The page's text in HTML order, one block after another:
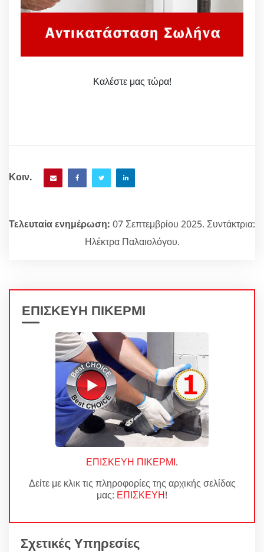
Καλέστε μας τώρα!
Κοιν.
Τελευταία ενημέρωση: 07 Σεπτεμβρίου 2025. Συντάκτρια:
Ηλέκτρα Παλαιολόγου.
ΕΠΙΣΚΕΥΗ ΠΙΚΕΡΜΙ
ΕΠΙΣΚΕΥΗ ΠΙΚΕΡΜΙ.
Δείτε με κλικ τις πληροφορίες της αρχικής σελίδας
μας: ΕΠΙΣΚΕΥΗ!
Σχετικές Υπηρεσίες